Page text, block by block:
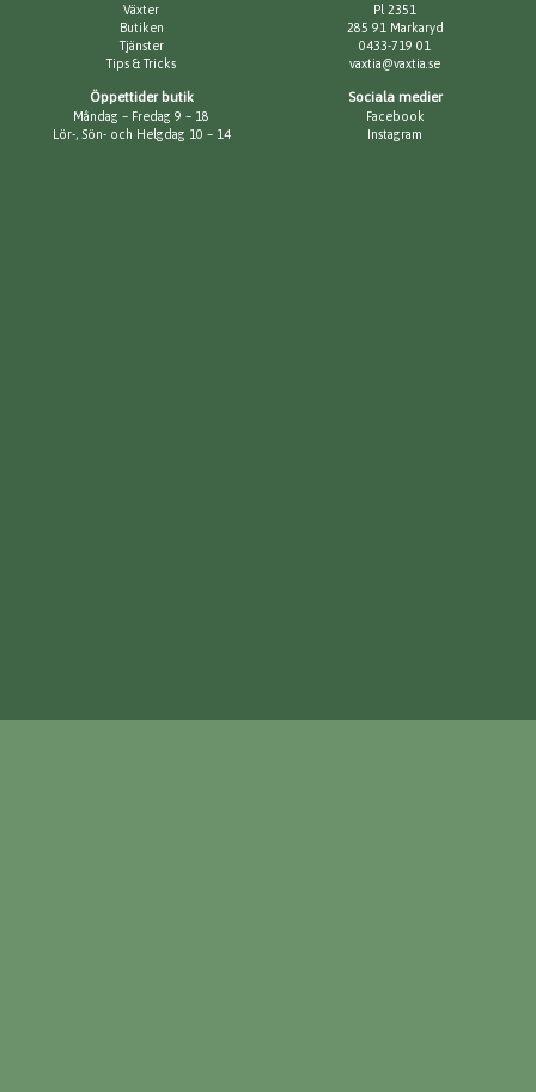
Växter
Butiken
Tjänster
Tips & Tricks
Pl 2351
285 91 Markaryd
0433-719 01
vaxtia@vaxtia.se
Öppettider butik
Måndag – Fredag 9 – 18
Lör-, Sön- och Helgdag 10 – 14
Sociala medier
Facebook
Instagram